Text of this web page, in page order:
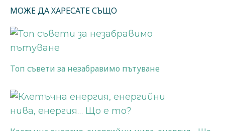
МОЖЕ ДА ХАРЕСАТЕ СЪЩО
Топ съвети за незабравимо пътуване